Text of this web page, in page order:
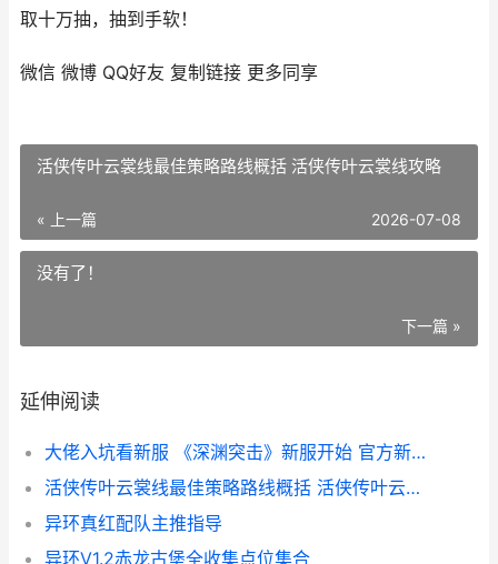
取十万抽，抽到手软！
微信 微博 QQ好友 复制链接 更多同享
活侠传叶云裳线最佳策略路线概括 活侠传叶云裳线攻略
« 上一篇 2026-07-08
没有了！
下一篇 »
延伸阅读
大佬入坑看新服 《深渊突击》新服开始 官方新鲜版下载奉上 萌新到大佬
活侠传叶云裳线最佳策略路线概括 活侠传叶云裳线攻略
异环真红配队主推指导
异环V1.2赤龙古堡全收集点位集合